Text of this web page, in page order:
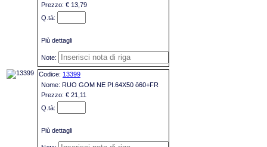
€ 13,79
Più dettagli
13399
RUO GOM NE PI.64X50 õ60+FR
€ 21,11
Più dettagli